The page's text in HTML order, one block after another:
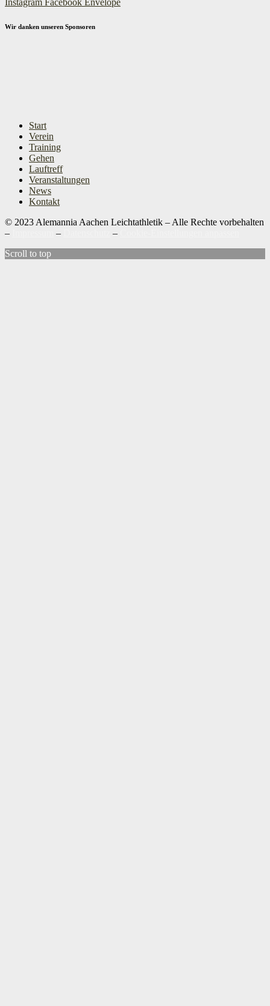
Instagram Facebook Envelope
Wir danken unseren Sponsoren
Start
Verein
Training
Gehen
Lauftreff
Veranstaltungen
News
Kontakt
© 2023 Alemannia Aachen Leichtathletik – Alle Rechte vorbehalten
–
– –
Scroll to top